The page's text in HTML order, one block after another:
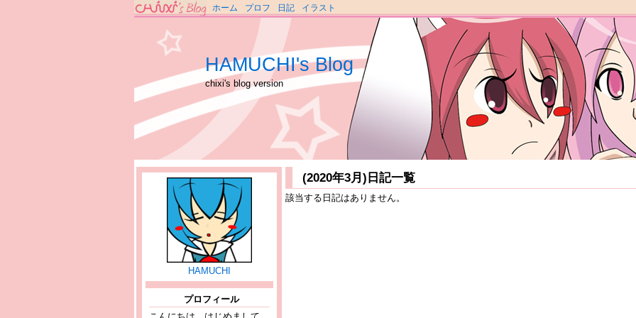
ホーム プロフ 日記 イラスト
HAMUCHI's Blog
chixi's blog version
HAMUCHI
プロフィール
(2020年3月)日記一覧
該当する日記はありません。